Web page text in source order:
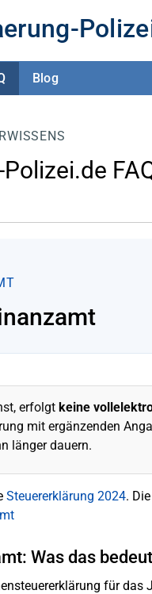
Blog
erfolgt keine
mit ergänzenden
länger dauern.
Steuererklärung 2024.
Was das
für